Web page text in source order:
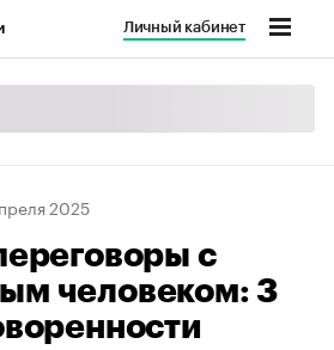
Личный кабинет
2025
с
человеком: 3